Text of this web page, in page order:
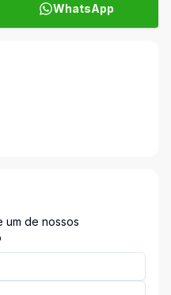
WhatsApp
um de nossos